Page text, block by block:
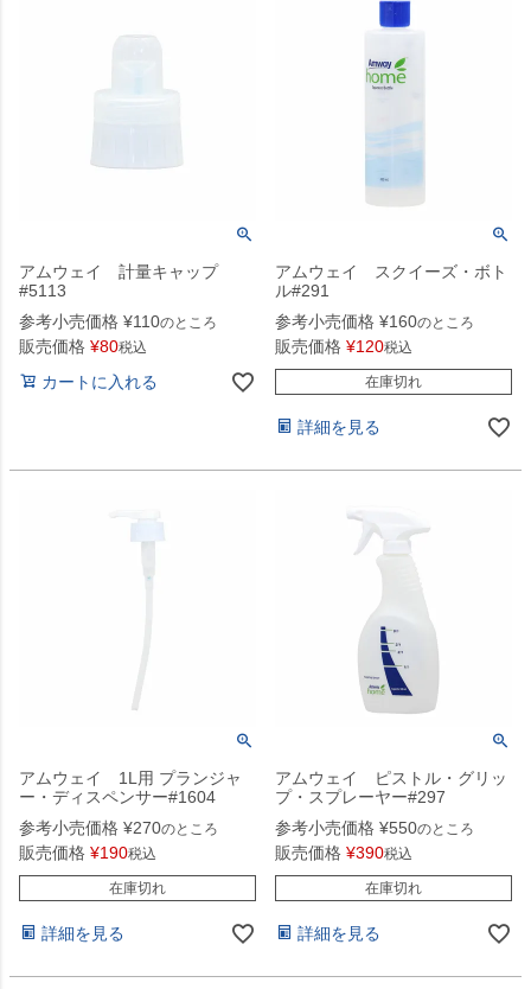
アムウェイ 計量キャップ
#5113
参考小売価格 ¥110のところ
販売価格 ¥80税込
カートに入れる
アムウェイ スクイーズ・ボト
ル#291
参考小売価格 ¥160のところ
販売価格 ¥120税込
在庫切れ
詳細を見る
アムウェイ 1L用 プランジャ
ー・ディスペンサー#1604
参考小売価格 ¥270のところ
販売価格 ¥190税込
在庫切れ
詳細を見る
アムウェイ ピストル・グリッ
プ・スプレーヤー#297
参考小売価格 ¥550のところ
販売価格 ¥390税込
在庫切れ
詳細を見る